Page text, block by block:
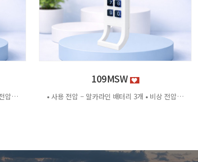
• 사용 전압 – 알카라인 배터리 3개 • 비상 전압 - DC3.2V±0.2V • 전력 소비량 – 정전류 : ≤30μA 동작전류 : ≤150 MA • 사용 환경 – 온도 : 0℃ ~ +70℃ 습도 : RH 20% ~ RH95%RH 사용방법 < 잠금방법 > - 비밀번호 4자리 숫자를 입력하면 문이 자동으로 잠깁니다. < 찾는방법> - 입력했던 비밀번호 4자리 숫자를 누르면 자동으로 문이 열립니다. - 비밀번호를 잊었을 경우 마스터키 사용 가능 특징 - 마스터키 10개까지 등록가능 - 버튼 백라이트 - 배터리 방전 시 외부전원 공급기 사용가능 - 자동/수동 잠금 설정 가능 - 마스터 비밀번호 설정 가능 - 무음모드 가능 - 13.56MHZ
109MSW
• 사용 전압 – 알카라인 배터리 3개 • 비상 전압 - DC3.2V±0.2V • 전력 소비량 – 정전류 : ≤30μA 동작전류 : ≤150 MA • 사용 환경 – 온도 : 0℃ ~ +70℃ 습도 : RH 20% ~ RH95%RH 사용방법 < 잠금방법 > - 비밀번호 4자리 숫자를 입력하면 문이 자동으로 잠깁니다. < 찾는방법> - 입력했던 비밀번호 4자리 숫자를 누르면 자동으로 문이 열립니다. - 비밀번호를 잊었을 경우 마스터키 사용 가능 특징 - 마스터키 10개까지 등록가능 - 버튼 백라이트 - 배터리 방전 시 외부전원 공급기 사용가능 - 자동/수동 잠금 설정 가능 - 마스터 비밀번호 설정 가능 - 무음모드 가능 - 13.56MHZ [이 게시물은 관리자님에 의해 2026-06-18 11:43:04 제품소개에서 복사 됨]